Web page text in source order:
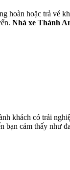
hoàn hoặc trả vé
Nhà xe Thành
khách có trải
cảm thấy như